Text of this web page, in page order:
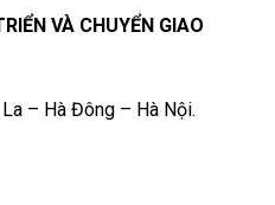
VÀ CHUYỂN GIAO
– Hà Đông – Hà Nội.